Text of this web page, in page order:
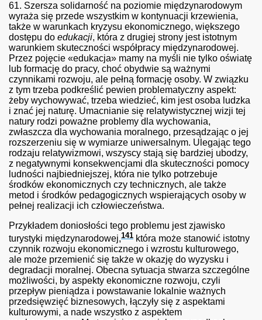
61. Szersza solidarność na poziomie międzynarodowym
wyraża się przede wszystkim w kontynuacji krzewienia,
także w warunkach kryzysu ekonomicznego, większego
dostępu do edukacji, która z drugiej strony jest istotnym
warunkiem skuteczności współpracy międzynarodowej.
Przez pojęcie «edukacja» mamy na myśli nie tylko oświatę
lub formację do pracy, choć obydwie są ważnymi
czynnikami rozwoju, ale pełną formację osoby. W związku
z tym trzeba podkreślić pewien problematyczny aspekt:
żeby wychowywać, trzeba wiedzieć, kim jest osoba ludzka
i znać jej naturę. Umacnianie się relatywistycznej wizji tej
natury rodzi poważne problemy dla wychowania,
zwłaszcza dla wychowania moralnego, przesądzając o jej
rozszerzeniu się w wymiarze uniwersalnym. Ulegając tego
rodzaju relatywizmowi, wszyscy stają się bardziej ubodzy,
z negatywnymi konsekwencjami dla skuteczności pomocy
ludności najbiedniejszej, która nie tylko potrzebuje
środków ekonomicznych czy technicznych, ale także
metod i środków pedagogicznych wspierających osoby w
pełnej realizacji ich człowieczeństwa.
Przykładem doniosłości tego problemu jest zjawisko
turystyki międzynarodowej,141 która może stanowić istotny
czynnik rozwoju ekonomicznego i wzrostu kulturowego,
ale może przemienić się także w okazję do wyzysku i
degradacji moralnej. Obecna sytuacja stwarza szczególne
możliwości, by aspekty ekonomiczne rozwoju, czyli
przepływ pieniądza i powstawanie lokalnie ważnych
przedsięwzięć biznesowych, łączyły się z aspektami
kulturowymi, a nade wszystko z aspektem
antropologii chrześcijańskiej
- c. 1.